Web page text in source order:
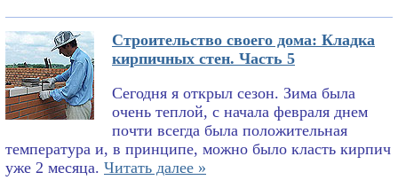
Строительство своего дома: Кладка
кирпичных стен. Часть 5
Сегодня я открыл сезон. Зима была
очень теплой, с начала февраля днем
почти всегда была положительная
температура и, в принципе, можно было класть кирпич
уже 2 месяца. Читать далее »